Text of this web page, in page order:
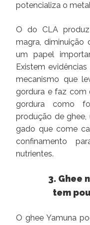
potencializa o
O do CLA
magra, diminuição
um papel
Existem
mecanismo que
gordura e faz com
gordura como
produção de
gado que come
confinamento
nutrientes.
3. Ghee
tem
O ghee Yamuna